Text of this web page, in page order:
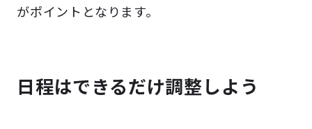
がポイントとなります。
日程はできるだけ調整しよう